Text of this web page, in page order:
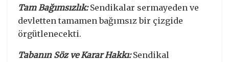
Tam Bağımsızlık:Sendikalar sermayeden ve
devletten tamamen bağımsız bir çizgide
örgütlenecekti.
Tabanın Söz ve Karar Hakkı:Sendikal